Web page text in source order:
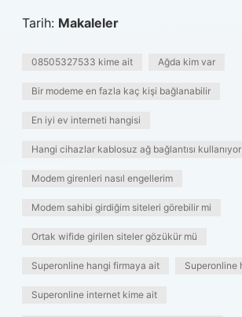
Tarih: Makaleler
08505327533 kime ait Ağda kim var
Bir modeme en fazla kaç kişi bağlanabilir
En iyi ev interneti hangisi
Hangi cihazlar kablosuz ağ bağlantısı kullanıyor
Modem girenleri nasıl engellerim
Modem sahibi girdiğim siteleri görebilir mi
Ortak wifide girilen siteler gözükür mü
Superonline hangi firmaya ait Superonline
Superonline internet kime ait